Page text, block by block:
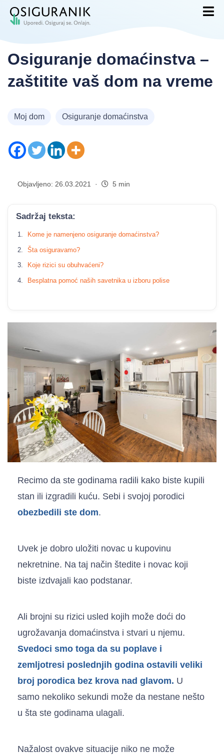
Osiguranje domaćinstva –
zaštitite vaš dom na vreme
Moj dom Osiguranje domaćinstva
Objavljeno: 26.03.2021 · 5 min
Sadržaj teksta:
Kome je namenjeno osiguranje domaćinstva?
Šta osiguravamo?
Koje rizici su obuhvaćeni?
Besplatna pomoć naših savetnika u izboru polise
Recimo da ste godinama radili kako biste kupili
stan ili izgradili kuću. Sebi i svojoj porodici
obezbedili ste dom.
Uvek je dobro uložiti novac u kupovinu
nekretnine. Na taj način štedite i novac koji
biste izdvajali kao podstanar.
Ali brojni su rizici usled kojih može doći do
ugrožavanja domaćinstva i stvari u njemu.
Svedoci smo toga da su poplave i
zemljotresi poslednjih godina ostavili veliki
broj porodica bez krova nad glavom. U
samo nekoliko sekundi može da nestane nešto
u šta ste godinama ulagali.
Nažalost ovakve situacije niko ne može